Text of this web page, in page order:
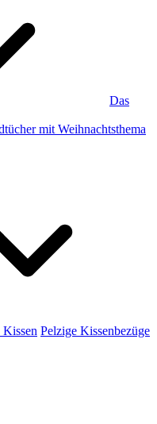
Das
mit Weihnachtsthema
Pelzige Kissenbezüge